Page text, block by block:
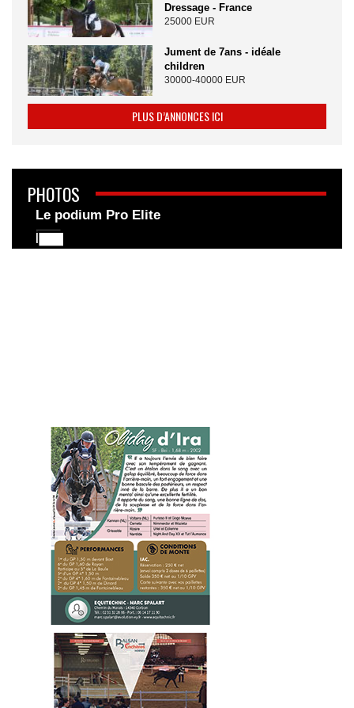
Dressage - France
25000 EUR
Jument de 7ans - idéale
children
30000-40000 EUR
PLUS D’ANNONCES ICI
PHOTOS
Le podium Pro Elite